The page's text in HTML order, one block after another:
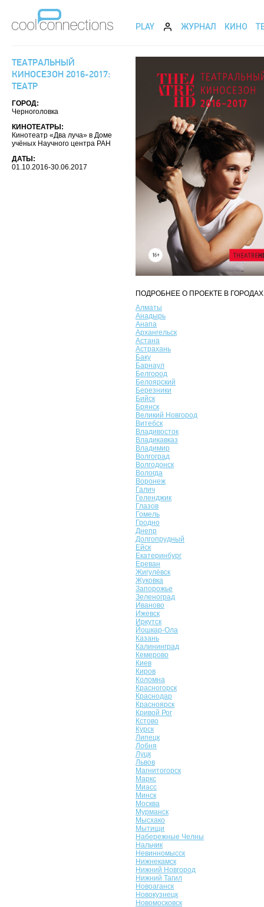
PLAY ЖУРНАЛ КИНО
ТЕАТРАЛЬНЫЙ
КИНОСЕЗОН 2016-2017:
ТЕАТР
ГОРОД:
Черноголовка
КИНОТЕАТРЫ:
Кинотеатр «Два луча» в Доме
учёных Научного центра РАН
ДАТЫ:
01.10.2016-30.06.2017
ПОДРОБНЕЕ О ПРОЕКТЕ В
Алматы
Анадырь
Анапа
Архангельск
Астана
Астрахань
Баку
Барнаул
Белгород
Белоярский
Березники
Бийск
Брянск
Великий Новгород
Витебск
Владивосток
Владикавказ
Владимир
Волгоград
Волгодонск
Вологда
Воронеж
Галич
Геленджик
Глазов
Гомель
Гродно
Днепр
Долгопрудный
Ейск
Екатеринбург
Ереван
Жигулёвск
Жуковка
Запорожье
Зеленоград
Иваново
Ижевск
Иркутск
Йошкар-Ола
Казань
Калининград
Кемерово
Киев
Киров
Коломна
Красногорск
Краснодар
Красноярск
Кривой Рог
Кстово
Курск
Липецк
Лобня
Луцк
Львов
Магнитогорск
Маркс
Миасс
Минск
Москва
Мурманск
Мысхако
Мытищи
Набережные Челны
Нальчик
Невинномысск
Нижнекамск
Нижний Новгород
Нижний Тагил
Новоаганск
Новокузнецк
Новомосковск